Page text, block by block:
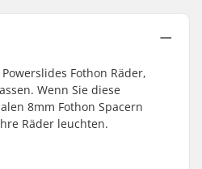
Fothon Räder,
Wenn Sie diese
8mm Fothon Spacern
Räder leuchten.